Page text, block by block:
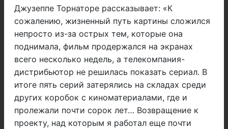
Джузеппе Торнаторе рассказывает: «К
сожалению, жизненный путь картины сложился
непросто из-за острых тем, которые она
поднимала, фильм продержался на экранах
всего несколько недель, а телекомпания-
дистрибьютор не решилась показать сериал. В
итоге пять серий затерялись на складах среди
других коробок с киноматериалами, где и
пролежали почти сорок лет… Возвращение к
проекту, над которым я работал еще почти